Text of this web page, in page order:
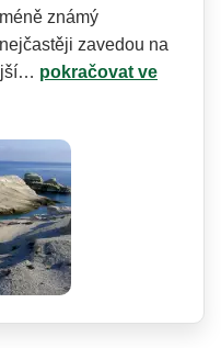
známý
zavedou na
pokračovat ve